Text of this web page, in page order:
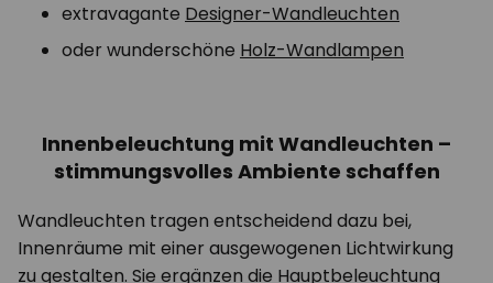
extravagante Designer-Wandleuchten
oder wunderschöne Holz-Wandlampen
Innenbeleuchtung mit Wandleuchten –
stimmungsvolles Ambiente schaffen
Wandleuchten tragen entscheidend dazu bei,
Innenräume mit einer ausgewogenen Lichtwirkung
zu gestalten. Sie ergänzen die Hauptbeleuchtung